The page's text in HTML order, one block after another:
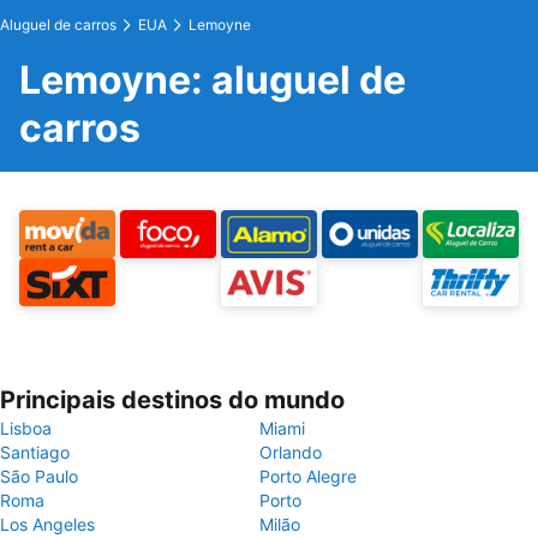
Aluguel de carros EUA Lemoyne
Lemoyne: aluguel de
carros
Principais destinos do mundo
Lisboa
Miami
Santiago
Orlando
São Paulo
Porto Alegre
Roma
Porto
Los Angeles
Milão